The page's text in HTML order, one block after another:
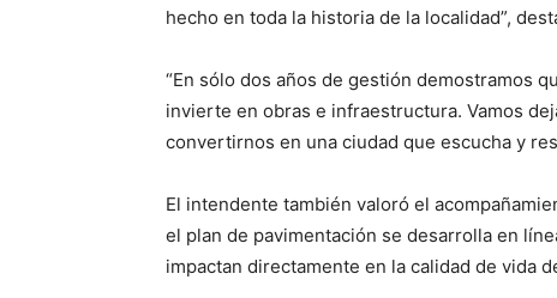
hecho en toda la historia de la localidad”,
“En sólo dos años de gestión demostramos
invierte en obras e infraestructura. Vamos
convertirnos en una ciudad que escucha y
El intendente también valoró el
el plan de pavimentación se desarrolla en
impactan directamente en la calidad de vida